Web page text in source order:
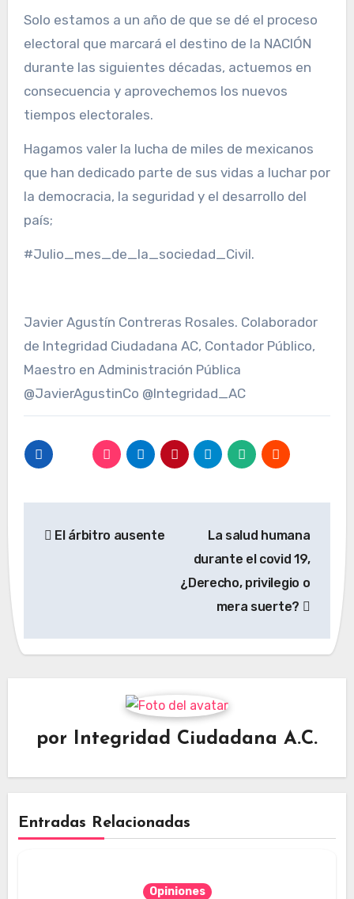
Solo estamos a un año de que se dé el proceso
electoral que marcará el destino de la NACIÓN
durante las siguientes décadas, actuemos en
consecuencia y aprovechemos los nuevos
tiempos electorales.
Hagamos valer la lucha de miles de mexicanos
que han dedicado parte de sus vidas a luchar por
la democracia, la seguridad y el desarrollo del
país;
#Julio_mes_de_la_sociedad_Civil.
Javier Agustín Contreras Rosales. Colaborador
de Integridad Ciudadana AC, Contador Público,
Maestro en Administración Pública
@JavierAgustinCo @Integridad_AC
El árbitro ausente
La salud humana
durante el covid 19,
¿Derecho, privilegio o
mera suerte?
por Integridad Ciudadana A.C.
Entradas Relacionadas
Opiniones